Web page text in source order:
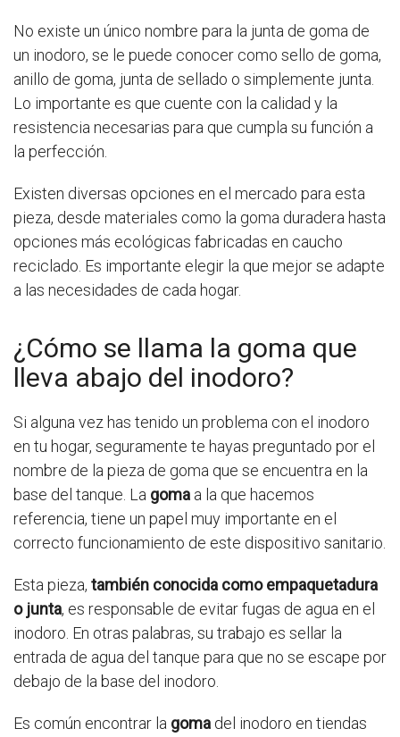
No existe un único nombre para la junta de goma de
un inodoro, se le puede conocer como sello de goma,
anillo de goma, junta de sellado o simplemente junta.
Lo importante es que cuente con la calidad y la
resistencia necesarias para que cumpla su función a
la perfección.
Existen diversas opciones en el mercado para esta
pieza, desde materiales como la goma duradera hasta
opciones más ecológicas fabricadas en caucho
reciclado. Es importante elegir la que mejor se adapte
a las necesidades de cada hogar.
¿Cómo se llama la goma que
lleva abajo del inodoro?
Si alguna vez has tenido un problema con el inodoro
en tu hogar, seguramente te hayas preguntado por el
nombre de la pieza de goma que se encuentra en la
base del tanque. La goma a la que hacemos
referencia, tiene un papel muy importante en el
correcto funcionamiento de este dispositivo sanitario.
Esta pieza, también conocida como empaquetadura
o junta, es responsable de evitar fugas de agua en el
inodoro. En otras palabras, su trabajo es sellar la
entrada de agua del tanque para que no se escape por
debajo de la base del inodoro.
Es común encontrar la goma del inodoro en tiendas